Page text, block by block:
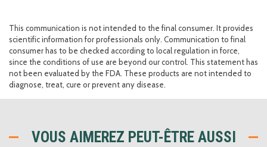
This communication is not intended to the final consumer. It provides
scientific information for professionals only. Communication to final
consumer has to be checked according to local regulation in force,
since the conditions of use are beyond our control. This statement has
not been evaluated by the FDA. These products are not intended to
diagnose, treat, cure or prevent any disease.
VOUS AIMEREZ PEUT-ÊTRE AUSSI